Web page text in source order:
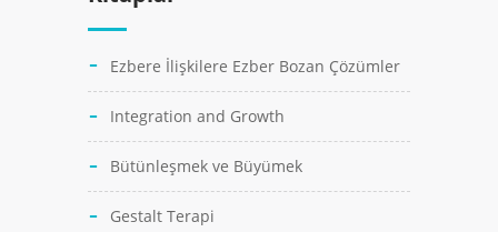
Ezbere İlişkilere Ezber Bozan Çözümler
Integration and Growth
Bütünleşmek ve Büyümek
Gestalt Terapi